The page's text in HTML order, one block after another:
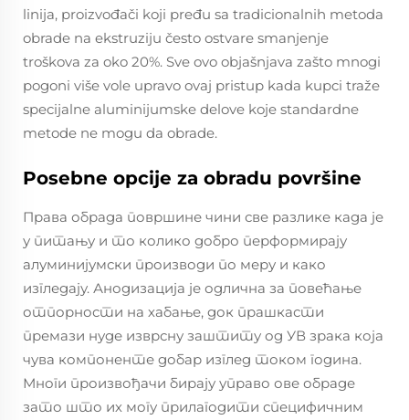
linija, proizvođači koji pređu sa tradicionalnih metoda
obrade na ekstruziju često ostvare smanjenje
troškova za oko 20%. Sve ovo objašnjava zašto mnogi
pogoni više vole upravo ovaj pristup kada kupci traže
specijalne aluminijumske delove koje standardne
metode ne mogu da obrade.
Posebne opcije za obradu površine
Права обрада површине чини све разлике када је
у питању и то колико добро перформирају
алуминијумски производи по меру и како
изгледају. Анодизација је одлична за повећање
отпорности на хабање, док прашкасти
премази нуде изврсну заштиту од УВ зрака која
чува компоненте добар изглед током година.
Многи произвођачи бирају управо ове обраде
зато што их могу прилагодити специфичним